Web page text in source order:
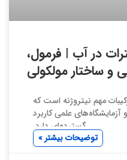
در آب | فرمول،
و ساختار مولکولی
مهم نیتروژنه است که
علمی کاربرد
گسترده‌ای دارد.
توضیحات بیشتر »